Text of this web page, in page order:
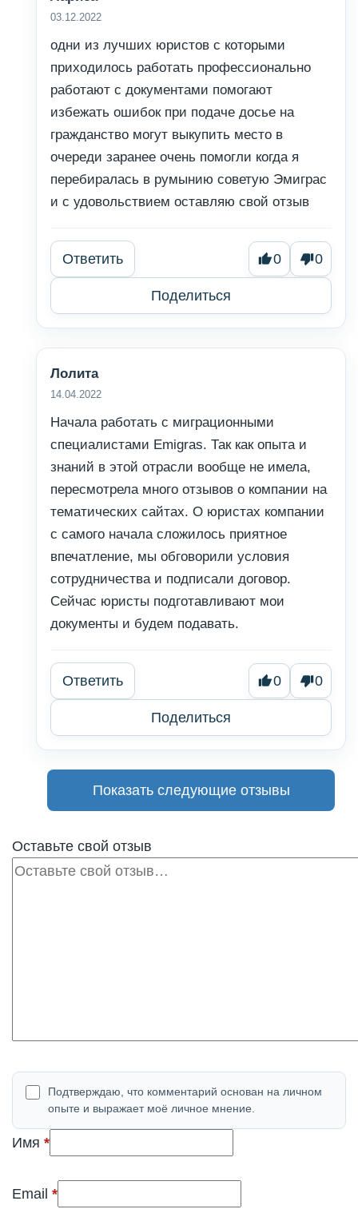
03.12.2022
одни из лучших юристов с которыми
приходилось работать профессионально
работают с документами помогают
избежать ошибок при подаче досье на
гражданство могут выкупить место в
очереди заранее очень помогли когда я
перебиралась в румынию советую Эмиграс
и с удовольствием оставляю свой отзыв
Ответить 0 0
Поделиться
Лолита
14.04.2022
Начала работать с миграционными
специалистами Emigras. Так как опыта и
знаний в этой отрасли вообще не имела,
пересмотрела много отзывов о компании на
тематических сайтах. О юристах компании
с самого начала сложилось приятное
впечатление, мы обговорили условия
сотрудничества и подписали договор.
Сейчас юристы подготавливают мои
документы и будем подавать.
Ответить 0 0
Поделиться
Показать следующие отзывы
Оставьте свой отзыв
Отзыв
Подтверждаю, что комментарий основан на личном
опыте и выражает моё личное мнение.
Имя *(обязательно)
Email *(обязательно)